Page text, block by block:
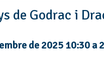
de Godrac i
de 2025 10:30 a